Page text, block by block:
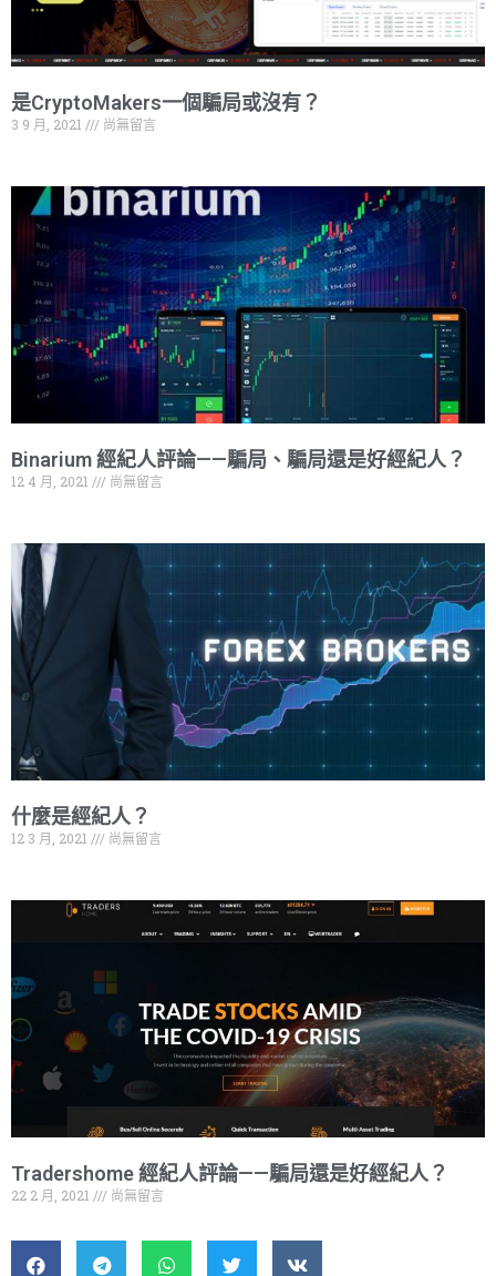
是CryptoMakers一個騙局或沒有？
3 9 月, 2021 尚無留言
Binarium 經紀人評論——騙局、騙局還是好經紀人？
12 4 月, 2021 尚無留言
什麼是經紀人？
12 3 月, 2021 尚無留言
Tradershome 經紀人評論——騙局還是好經紀人？
22 2 月, 2021 尚無留言